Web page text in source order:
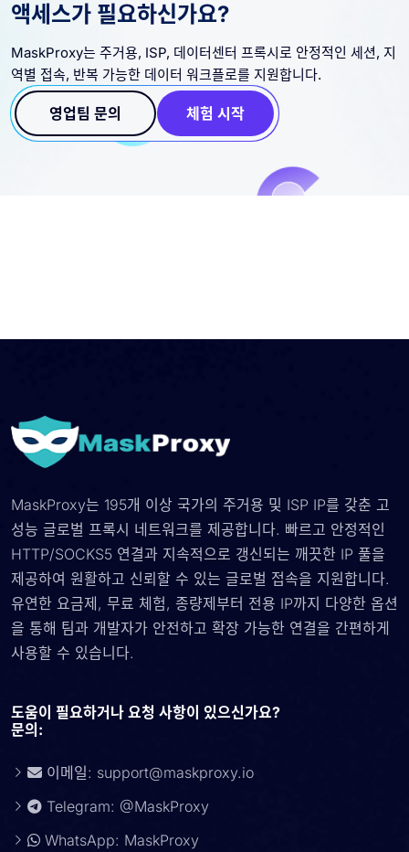
액세스가 필요하신가요?
MaskProxy는 주거용, ISP, 데이터센터 프록시로 안정적인 세션, 지
역별 접속, 반복 가능한 데이터 워크플로를 지원합니다.
영업팀 문의 체험 시작
MaskProxy는 195개 이상 국가의 주거용 및 ISP IP를 갖춘 고
성능 글로벌 프록시 네트워크를 제공합니다. 빠르고 안정적인
HTTP/SOCKS5 연결과 지속적으로 갱신되는 깨끗한 IP 풀을
제공하여 원활하고 신뢰할 수 있는 글로벌 접속을 지원합니다.
유연한 요금제, 무료 체험, 종량제부터 전용 IP까지 다양한 옵션
을 통해 팀과 개발자가 안전하고 확장 가능한 연결을 간편하게
사용할 수 있습니다.
도움이 필요하거나 요청 사항이 있으신가요?
문의:
이메일: support@maskproxy.io
Telegram: @MaskProxy
WhatsApp: MaskProxy